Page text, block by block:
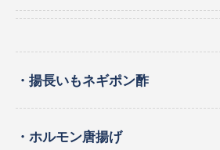
・揚長いもネギポン酢
・ホルモン唐揚げ